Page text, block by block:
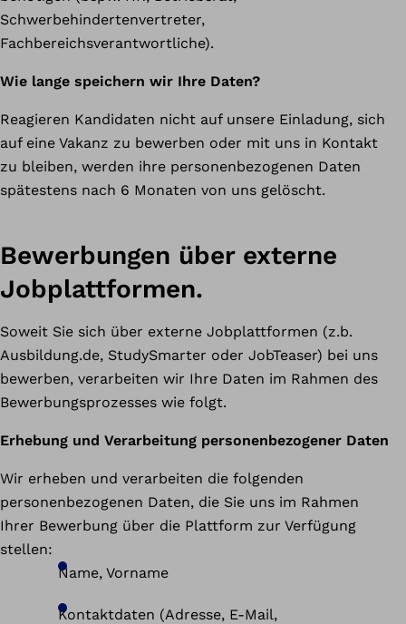
Schwerbehindertenvertreter,
Fachbereichsverantwortliche).
Wie lange speichern wir Ihre Daten?
Reagieren Kandidaten nicht auf unsere Einladung, sich
auf eine Vakanz zu bewerben oder mit uns in Kontakt
zu bleiben, werden ihre personenbezogenen Daten
spätestens nach 6 Monaten von uns gelöscht.
Bewerbungen über externe
Jobplattformen.
Soweit Sie sich über externe Jobplattformen (z.b.
Ausbildung.de, StudySmarter oder JobTeaser) bei uns
bewerben, verarbeiten wir Ihre Daten im Rahmen des
Bewerbungsprozesses wie folgt.
Erhebung und Verarbeitung personenbezogener Daten
Wir erheben und verarbeiten die folgenden
personenbezogenen Daten, die Sie uns im Rahmen
Ihrer Bewerbung über die Plattform zur Verfügung
stellen:
Name, Vorname
Kontaktdaten (Adresse, E-Mail,